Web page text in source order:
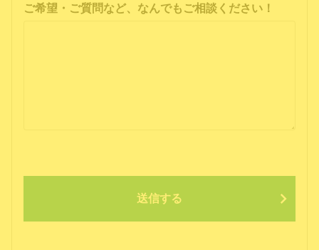
ご希望・ご質問など、なんでもご相談ください！
送信する